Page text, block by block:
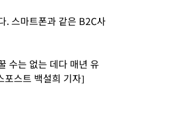
. 스마트폰과 같은 B2C사
수는 없는 데다 매년 유
포스트 백설희 기자]